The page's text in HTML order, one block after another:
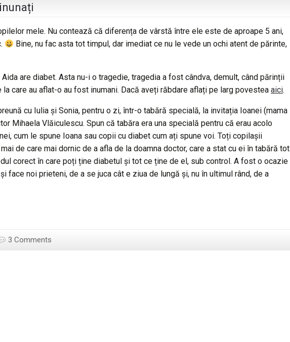
mele. Nu contează că diferența de vârstă între ele este de aproape 5 ani,
Bine, nu fac asta tot timpul, dar imediat ce nu le vede un ochi atent de părinte,
are diabet. Asta nu-i o tragedie, tragedia a fost cândva, demult, când părinții
care au aflat-o au fost inumani. Dacă aveți răbdare aflați pe larg povestea aici.
cu Iulia și Sonia, pentru o zi, într-o tabără specială, la invitația Ioanei (mama
Mihaela Vlăiculescu. Spun că tabăra era una specială pentru că erau acolo
cum le spune Ioana sau copii cu diabet cum ați spune voi. Toți copilașii
de care mai dornic de a afla de la doamna doctor, care a stat cu ei în tabără tot
corect în care poți ține diabetul și tot ce ține de el, sub control. A fost o ocazie
face noi prieteni, de a se juca cât e ziua de lungă și, nu în ultimul rând, de a
3 Comments